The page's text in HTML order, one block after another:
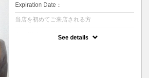
Expiration Date：
当店を初めてご来店される方
See details